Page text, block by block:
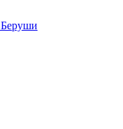
Беруши